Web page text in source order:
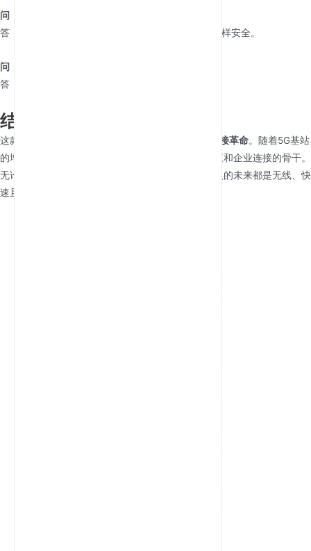
问：用于网上银行安全吗？
答：安全。凭借WPA3和VPN支持，它与有线宽带一样安全。
问：如果5G覆盖不稳定怎么办？
答：选择支持4G/5G回退的双SIM卡型号。
结论
这款 连接革命。随着5G基站
的增多和智慧城市的兴起，这款设备将成为灵活家庭和企业连接的骨干。
无论您是数字游民还是科技驱动的企业，互联网接入的未来都是无线、快
速且极具适应性的。